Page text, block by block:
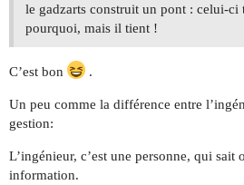
le gadzarts construit un pont : celui-ci
pourquoi, mais il tient !
C’est bon .
Un peu comme la différence entre
gestion:
L’ingénieur, c’est une personne, qui sait
information.